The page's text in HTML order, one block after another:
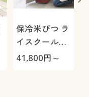
保冷米びつ ラ
イスクール
HRC-
41,800円～